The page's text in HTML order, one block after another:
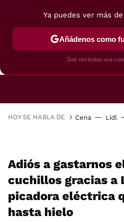
FREIDORAS
HOY SE HABLA DE Cena Lidl
Adiós a gastarnos
cuchillos gracias a
picadora eléctrica
hasta hielo
Ya puedes ver más
Añádenos como
Solo necesitas una